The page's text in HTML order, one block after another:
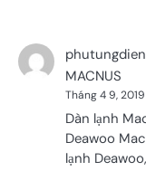
MACNUS
Tháng 4 9, 2019
Dàn lạnh
Deawoo
lạnh